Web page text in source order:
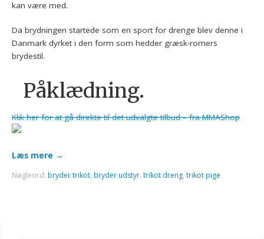
kan være med.
Da brydningen startede som en sport for drenge blev denne i
Danmark dyrket i den form som hedder græsk-romers
brydestil.
Påklædning.
Klik her for at gå direkte til det udvalgte tilbud – fra MMAShop
Læs mere →
Nøgleord: bryder trikot, bryder udstyr,trikot dreng,trikot pige